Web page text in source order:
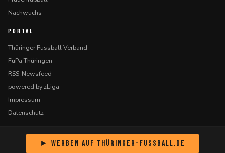
Nachwuchs
PORTAL
Thüringer Fussball Verband
FuPa Thüringen
RSS-Newsfeed
powered by zLiga
Impressum
Datenschutz
► Werben auf Thüringer-Fussball.de